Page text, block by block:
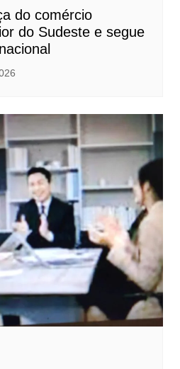
do comércio
do Sudeste e segue